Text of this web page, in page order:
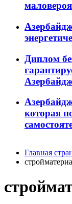
Диплом
которая
Главная